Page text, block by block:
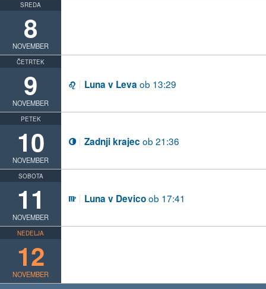
SREDA
8
NOVEMBER
ČETRTEK
9
NOVEMBER
E Luna v Leva ob 13:29
PETEK
10
NOVEMBER
V Zadnji krajec ob 21:36
SOBOTA
11
NOVEMBER
F Luna v Devicoob 17:41
NEDELJA
12
NOVEMBER